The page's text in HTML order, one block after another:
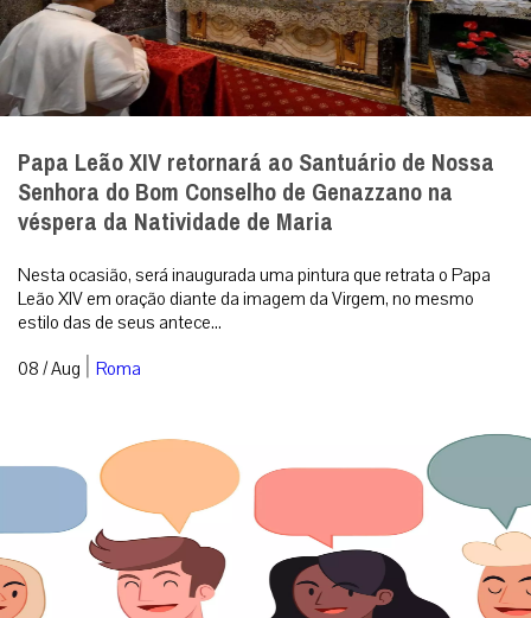
Papa Leão XIV retornará ao Santuário de Nossa
Senhora do Bom Conselho de Genazzano na
véspera da Natividade de Maria
Nesta ocasião, será inaugurada uma pintura que retrata o Papa
Leão XIV em oração diante da imagem da Virgem, no mesmo
estilo das de seus antece...
08 / Aug | Roma